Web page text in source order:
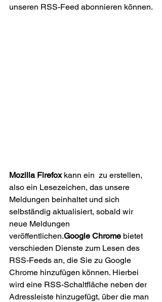
Mozilla Firefox kann ein zu erstellen,
also ein Lesezeichen, das unsere
Meldungen beinhaltet und sich
selbständig aktualisiert, sobald wir
neue Meldungen
veröffentlichen.Google Chrome bietet
verschieden Dienste zum Lesen des
RSS-Feeds an, die Sie zu Google
Chrome hinzufügen können. Hierbei
wird eine RSS-Schaltfläche neben der
Adressleiste hinzugefügt, über die man